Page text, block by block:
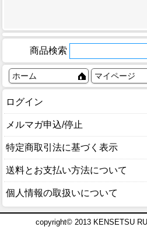
商品検索
ホーム マイページ
ログイン
メルマガ申込/停止
特定商取引法に基づく表示
送料とお支払い方法について
個人情報の取扱いについて
copyright© 2013 KENSETSU